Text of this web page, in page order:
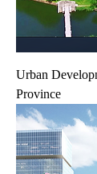
Urban
Province